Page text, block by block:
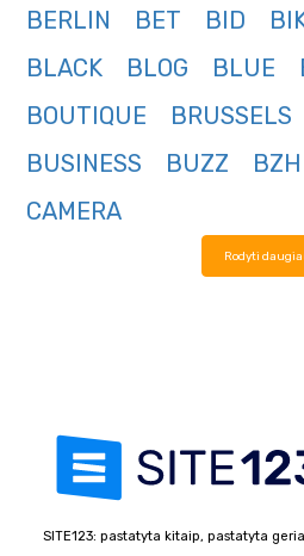
BERLIN
BET BID
BLACK
BLOG BLUE
BOUTIQUE
BRUSSELS
BUSINESS
BUZZ BZH
CAMERA
Rodyti
SITE123: pastatyta kitaip, pastatyta